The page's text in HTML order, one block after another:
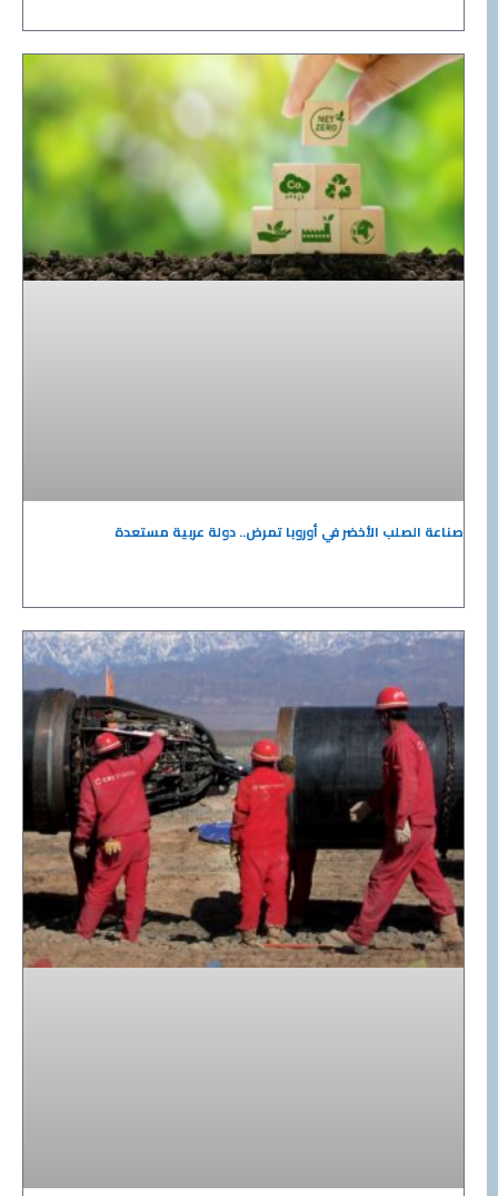
صناعة الصلب الأخضر في أوروبا تمرض.. دولة عربية مستعدة